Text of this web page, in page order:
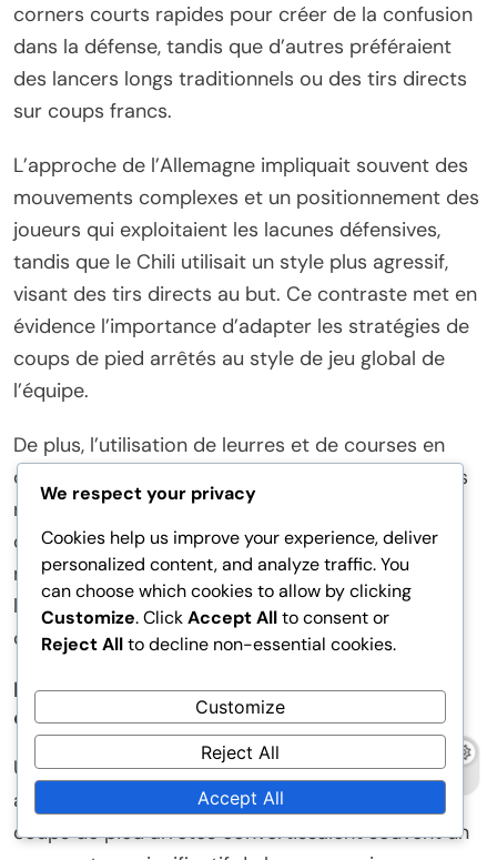
corners courts rapides pour créer de la confusion
dans la défense, tandis que d’autres préféraient
des lancers longs traditionnels ou des tirs directs
sur coups francs.
L’approche de l’Allemagne impliquait souvent des
mouvements complexes et un positionnement des
joueurs qui exploitaient les lacunes défensives,
tandis que le Chili utilisait un style plus agressif,
visant des tirs directs au but. Ce contraste met en
évidence l’importance d’adapter les stratégies de
coups de pied arrêtés au style de jeu global de
l’équipe.
De plus, l’utilisation de leurres et de courses en
chevauchement était répandue parmi les équipes
réussies, leur permettant de créer de l’espace et
des occasions pour que des joueurs clés
marquent. Comprendre ces variations peut aider
les équipes à affiner leurs propres tactiques de
coups de pied arrêtés.
Performance statistique des équipes sur les
coups de pied arrêtés
Une analyse statistique a révélé que les équipes
avec les taux de réussite les plus élevés sur les
coups de pied arrêtés convertissaient souvent un
We respect your privacy
Cookies help us improve your experience, deliver
personalized content, and analyze traffic. You
can choose which cookies to allow by clicking
Customize. ClickAccept Allto consent or
Reject Allto decline non-essential cookies.
Customize
Reject All
Accept All